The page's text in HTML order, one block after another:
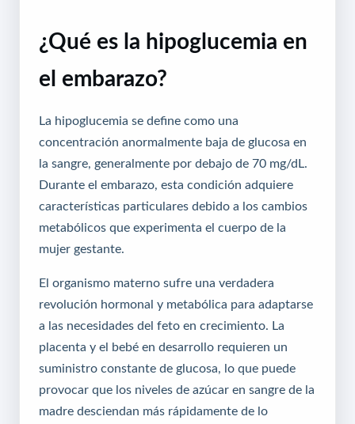
¿Qué es la hipoglucemia en
el embarazo?
La hipoglucemia se define como una
concentración anormalmente baja de glucosa en
la sangre, generalmente por debajo de 70 mg/dL.
Durante el embarazo, esta condición adquiere
características particulares debido a los cambios
metabólicos que experimenta el cuerpo de la
mujer gestante.
El organismo materno sufre una verdadera
revolución hormonal y metabólica para adaptarse
a las necesidades del feto en crecimiento. La
placenta y el bebé en desarrollo requieren un
suministro constante de glucosa, lo que puede
provocar que los niveles de azúcar en sangre de la
madre desciendan más rápidamente de lo